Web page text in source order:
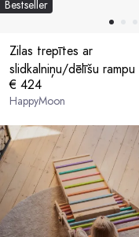
Bestseller
Zilas trepītes ar
slidkalniņu/dēlīšu rampu
€ 424
HappyMoon